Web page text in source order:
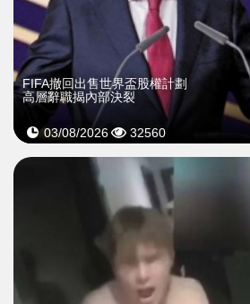
FIFA撤回出售世界盃股權計劃
高層辭職揭內部決裂
03/08/2026 32560